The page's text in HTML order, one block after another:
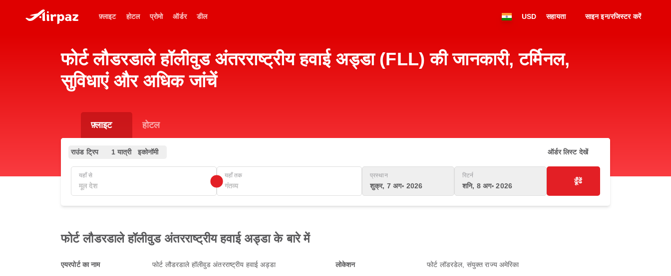
फ़्लाइट होटल प्रोमो ऑर्डर डील USD सहायता साइन इन/रजिस्टर करें
फोर्ट लौडरडाले हॉलीवुड अंतरराष्ट्रीय हवाई अड्डा (FLL) की जानकारी, टर्मिनल,
सुविधाएं और अधिक जांचें
फ़्लाइट होटल
राउंड ट्रिप 1 यात्री इकोनॉमी ऑर्डर लिस्ट देखें
यहाँ से यहाँ तक प्रस्थान
शुक्र, 7 अग॰ 2026
रिटर्न
शनि, 8 अग॰ 2026
ढूँढें
फोर्ट लौडरडाले हॉलीवुड अंतरराष्ट्रीय हवाई अड्डा के बारे में
एयरपोर्ट का नाम फोर्ट लौडरडाले हॉलीवुड अंतरराष्ट्रीय हवाई अड्डा लोकेशन फोर्ट लॉडरडेल, संयुक्त राज्य अमेरिका